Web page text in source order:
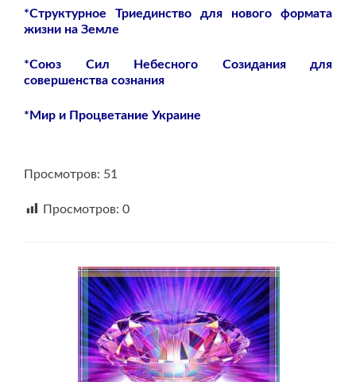
*Структурное Триединство для нового формата
жизни на Земле
*Союз Сил Небесного Созидания для
совершенства сознания
*Мир и Процветание Украине
Просмотров: 51
Просмотров: 0